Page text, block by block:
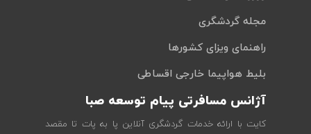
مجله گردشگری
راهنمای ویزای کشورها
بلیط هواپیما خارجی اقساطی
آژانس مسافرتی پیام توسعه صبا
کایت با ارائه خدمات گردشگری آنلاین پا به پات تا مقصد